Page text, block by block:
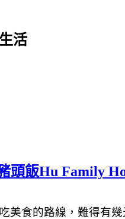
活
頭飯Hu Family
美食的路線，難得有